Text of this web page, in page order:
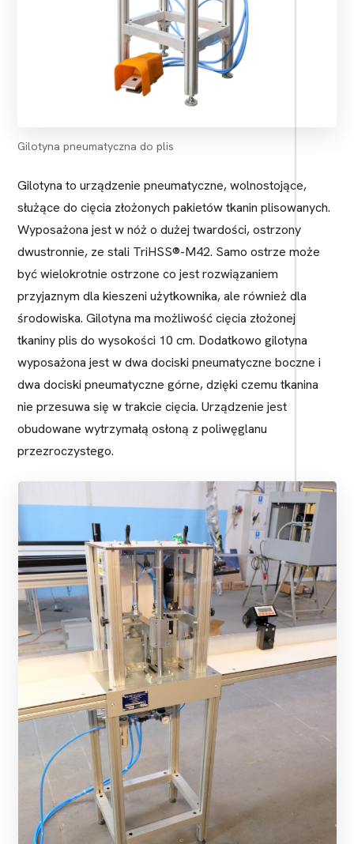
Gilotyna pneumatyczna do plis
Gilotyna to urządzenie pneumatyczne, wolnostojące,
służące do cięcia złożonych pakietów tkanin plisowanych.
Wyposażona jest w nóż o dużej twardości, ostrzony
dwustronnie, ze stali TriHSS®-M42. Samo ostrze może
być wielokrotnie ostrzone co jest rozwiązaniem
przyjaznym dla kieszeni użytkownika, ale również dla
środowiska. Gilotyna ma możliwość cięcia złożonej
tkaniny plis do wysokości 10 cm. Dodatkowo gilotyna
wyposażona jest w dwa dociski pneumatyczne boczne i
dwa dociski pneumatyczne górne, dzięki czemu tkanina
nie przesuwa się w trakcie cięcia. Urządzenie jest
obudowane wytrzymałą osłoną z poliwęglanu
przezroczystego.